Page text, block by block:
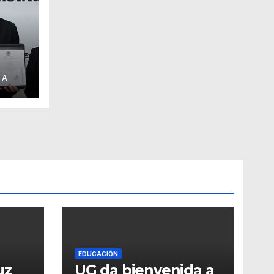
A
EDUCACIÓN
UG da bienvenida a